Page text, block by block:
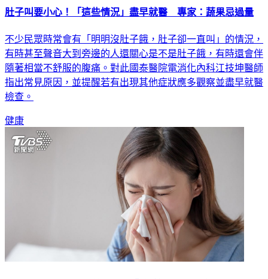
肚子叫要小心！「這些情況」盡早就醫 專家：蔬果忌過量
不少民眾時常會有「明明沒肚子餓，肚子卻一直叫」的情況，
有時甚至聲音大到旁邊的人還關心是不是肚子餓，有時還會伴
隨著相當不舒服的腹痛。對此國泰醫院電消化內科江技坤醫師
指出常見原因，並提醒若有出現其他症狀應多觀察並盡早就醫
檢查。
健康